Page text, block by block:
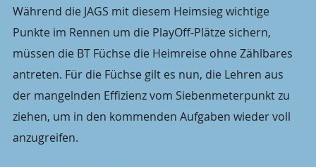
Während die JAGS mit diesem Heimsieg wichtige
Punkte im Rennen um die PlayOff-Plätze sichern,
müssen die BT Füchse die Heimreise ohne Zählbares
antreten. Für die Füchse gilt es nun, die Lehren aus
der mangelnden Effizienz vom Siebenmeterpunkt zu
ziehen, um in den kommenden Aufgaben wieder voll
anzugreifen.